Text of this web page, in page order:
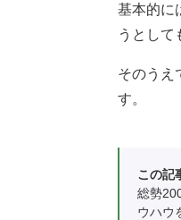
基本的に
うとして
そのうえ
す。
この記
総勢
ウハウ